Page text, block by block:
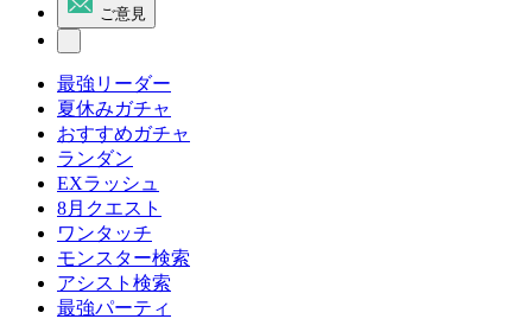
ご意見
最強リーダー
夏休みガチャ
おすすめガチャ
ランダン
EXラッシュ
8月クエスト
ワンタッチ
モンスター検索
アシスト検索
最強パーティ